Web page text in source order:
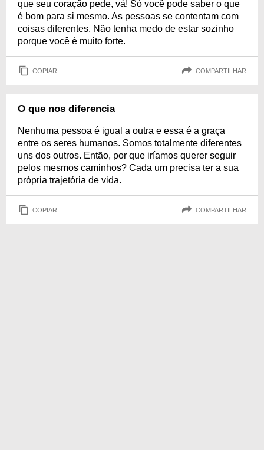
que seu coração pede, vá! Só você pode saber o que
é bom para si mesmo. As pessoas se contentam com
coisas diferentes. Não tenha medo de estar sozinho
porque você é muito forte.
COPIAR COMPARTILHAR
O que nos diferencia
Nenhuma pessoa é igual a outra e essa é a graça
entre os seres humanos. Somos totalmente diferentes
uns dos outros. Então, por que iríamos querer seguir
pelos mesmos caminhos? Cada um precisa ter a sua
própria trajetória de vida.
COPIAR COMPARTILHAR